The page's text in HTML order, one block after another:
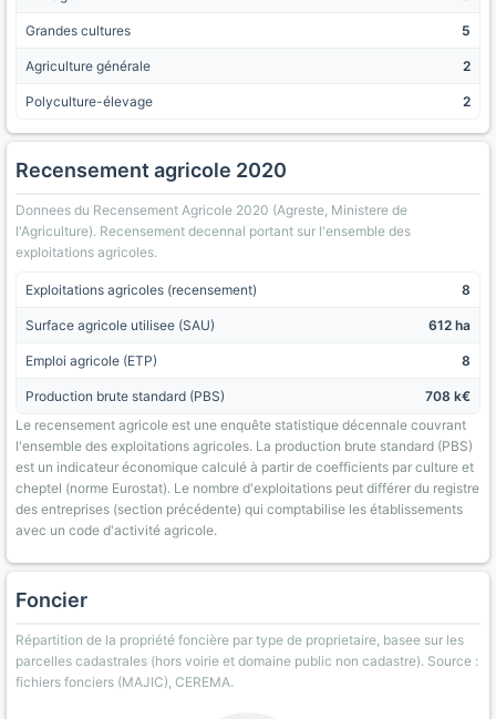
Grandes cultures 5
Agriculture générale 2
Polyculture-élevage 2
Recensement agricole 2020
Donnees du Recensement Agricole 2020 (Agreste, Ministere de
l'Agriculture). Recensement decennal portant sur l'ensemble des
exploitations agricoles.
Exploitations agricoles (recensement) 8
Surface agricole utilisee (SAU) 612 ha
Emploi agricole (ETP) 8
Production brute standard (PBS)
708 k€
Le recensement agricole est une enquête statistique décennale couvrant
l'ensemble des exploitations agricoles. La production brute standard (PBS)
est un indicateur économique calculé à partir de coefficients par culture et
cheptel (norme Eurostat). Le nombre d'exploitations peut différer du registre
des entreprises (section précédente) qui comptabilise les établissements
avec un code d'activité agricole.
Foncier
Répartition de la propriété foncière par type de proprietaire, basee sur les
parcelles cadastrales (hors voirie et domaine public non cadastre). Source :
fichiers fonciers (MAJIC), CEREMA.